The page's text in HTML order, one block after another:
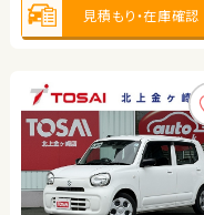
見積もり・在庫確認
見積もり・在庫確認
見積もり・在庫確認
見積もり・在庫確認